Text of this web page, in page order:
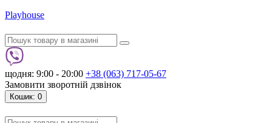
Playhouse
щодня: 9:00 - 20:00 +38 (063) 717-05-67
Замовити зворотній дзвінок
Кошик: 0